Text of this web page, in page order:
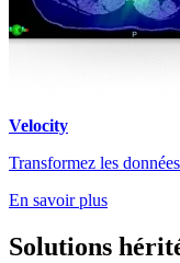
Velocity
Transformez les
En savoir plus
Solutions